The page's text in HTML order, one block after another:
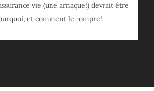
vie (une arnaque!) devrait être
et comment le rompre!